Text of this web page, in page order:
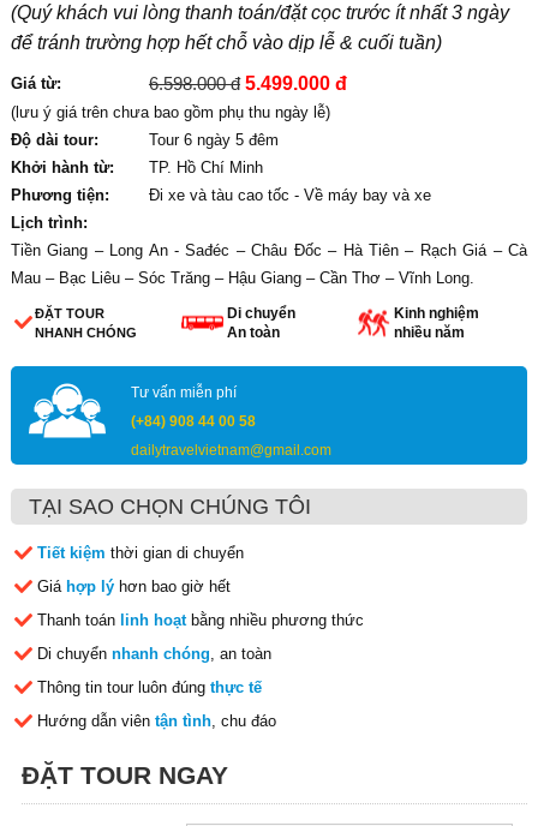
(Quý khách vui lòng thanh toán/đặt cọc trước ít nhất 3 ngày
để tránh trường hợp hết chỗ vào dịp lễ & cuối tuần)
Giá từ: 6.598.000 đ 5.499.000 đ
(lưu ý giá trên chưa bao gồm phụ thu ngày lễ)
Độ dài tour:
Tour 6 ngày 5 đêm
Khởi hành từ:
TP. Hồ Chí Minh
Phương tiện:
Đi xe và tàu cao tốc - Về máy bay và xe
Lịch trình:
Tiền Giang – Long An - Sađéc – Châu Đốc – Hà Tiên – Rạch Giá – Cà
Mau – Bạc Liêu – Sóc Trăng – Hậu Giang – Cần Thơ – Vĩnh Long.
ĐẶT TOUR
NHANH CHÓNG
Di chuyển
An toàn
Kinh nghiệm
nhiều năm
Tư vấn miễn phí
(+84) 908 44 00 58
dailytravelvietnam@gmail.com
TẠI SAO CHỌN CHÚNG TÔI
Tiết kiệm thời gian di chuyển
Giá hợp lýhơn bao giờ hết
Thanh toán linh hoạtbằng nhiều phương thức
Di chuyển nhanh chóng, an toàn
Thông tin tour luôn đúng thực tế
Hướng dẫn viên tận tình, chu đáo
ĐẶT TOUR NGAY